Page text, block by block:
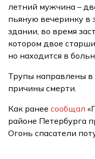
летний мужчина –
пьяную вечеринку в
здании, во время
котором двое
но находится в
Трупы направлены в
причины смерти.
Как ранеесообщал
районе Петербурга
Огонь спасатели